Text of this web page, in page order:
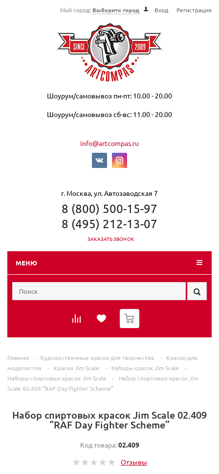
Мой город: Выберите город Вход Регистрация
Шоурум/самовывоз пн-пт: 10.00 - 20.00
Шоурум/самовывоз сб-вс: 11.00 - 20.00
info@artcompas.ru
г. Москва, ул. Автозаводская 7
8 (800) 500-15-97
8 (495) 212-13-07
ЗАКАЗАТЬ ЗВОНОК
МЕНЮ
0
Главная - Художественные краски для творчества -
Краски для
моделистов
- Краски Jim Scale - Наборы красок Jim Scale
-
Наборы спиртовых красок Jim Scale
-
Набор спиртовых красок Jim
Scale 02.409 “RAF Day Fighter Scheme”
Набор спиртовых красок Jim Scale 02.409
“RAF Day Fighter Scheme”
Код товара:02.409
Отзывы